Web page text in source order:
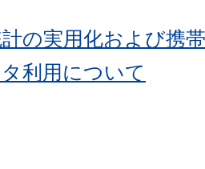
の実用化および携
利用について